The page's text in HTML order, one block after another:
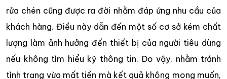
rửa chén cũng được ra đời nhằm đáp ứng nhu cầu của
khách hàng. Điều này dẫn đến một số cơ sở kém chất
lượng làm ảnh hưởng đến thiết bị của người tiêu dùng
nếu không tìm hiểu kỹ thông tin. Do vậy, nhằm tránh
tình trạng vừa mất tiền mà kết quả không mong muốn,